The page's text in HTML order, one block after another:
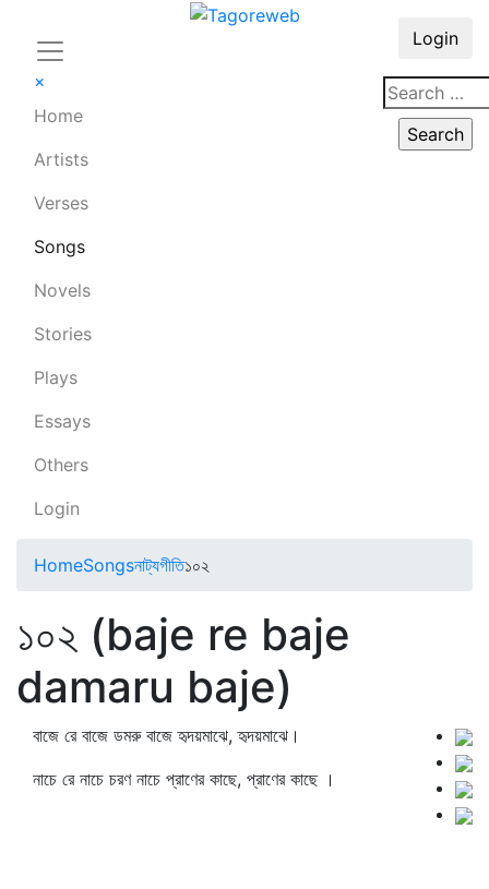
×
Home
Artists
Verses
Songs
Novels
Stories
Plays
Essays
Others
Login
Login
HomeSongsনাট্যগীতি১০২
১০২ (baje re baje
damaru baje)
বাজে রে বাজে ডমরু বাজে হৃদয়মাঝে, হৃদয়মাঝে।
নাচে রে নাচে চরণ নাচে প্রাণের কাছে, প্রাণের কাছে ।